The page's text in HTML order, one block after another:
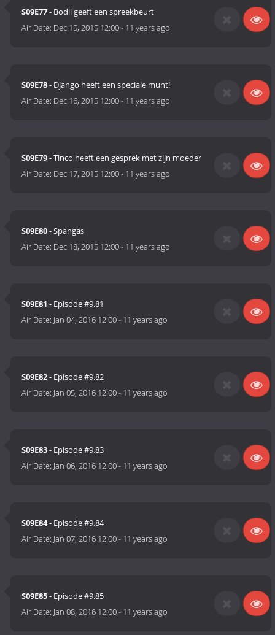
S09E77- Bodil geeft een spreekbeurt
Air Date: Dec 15, 2015 12:00- 11 years ago
S09E78- Django heeft een speciale munt!
Air Date: Dec 16, 2015 12:00- 11 years ago
S09E79- Tinco heeft een gesprek met zijn moeder
Air Date: Dec 17, 2015 12:00- 11 years ago
S09E80- Spangas
Air Date: Dec 18, 2015 12:00- 11 years ago
S09E81 - Episode #9.81
Air Date: Jan 04, 2016 12:00- 11 years ago
S09E82- Episode #9.82
Air Date: Jan 05, 2016 12:00- 11 years ago
S09E83- Episode #9.83
Air Date: Jan 06, 2016 12:00- 11 years ago
S09E84- Episode #9.84
Air Date: Jan 07, 2016 12:00- 11 years ago
S09E85- Episode #9.85
Air Date: Jan 08, 2016 12:00- 11 years ago